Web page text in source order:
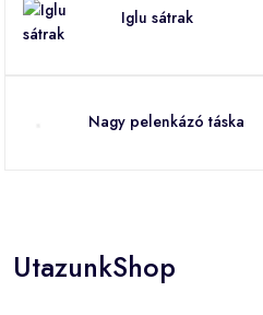
Iglu sátrak
Nagy pelenkázó táska
UtazunkShop